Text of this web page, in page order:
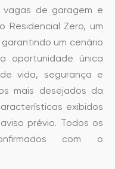
de garagem e
Residencial Zero, um
um cenário
oportunidade única
vida, segurança e
mais desejados da
exibidos
prévio. Todos os
com o